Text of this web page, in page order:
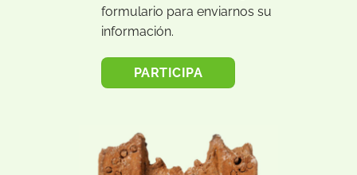
formulario para enviarnos su
información.
PARTICIPA